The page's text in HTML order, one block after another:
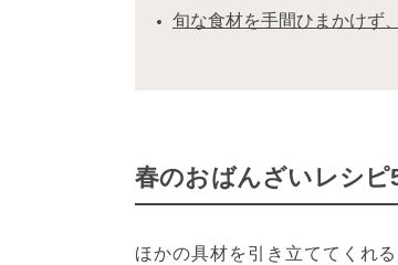
旬な食材を手間ひまかけず
春のおばんざいレシピ
ほかの具材を引き立ててくれ